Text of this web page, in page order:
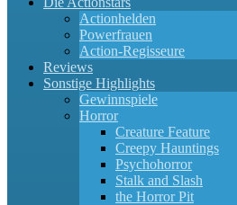
Actionhelden
Powerfrauen
Action-Regisseure
Reviews
Sonstige Highlights
Gewinnspiele
Horror
Creature Feature
Creepy Hauntings
Psychohorror
Stalk and Slash
the Horror Pit